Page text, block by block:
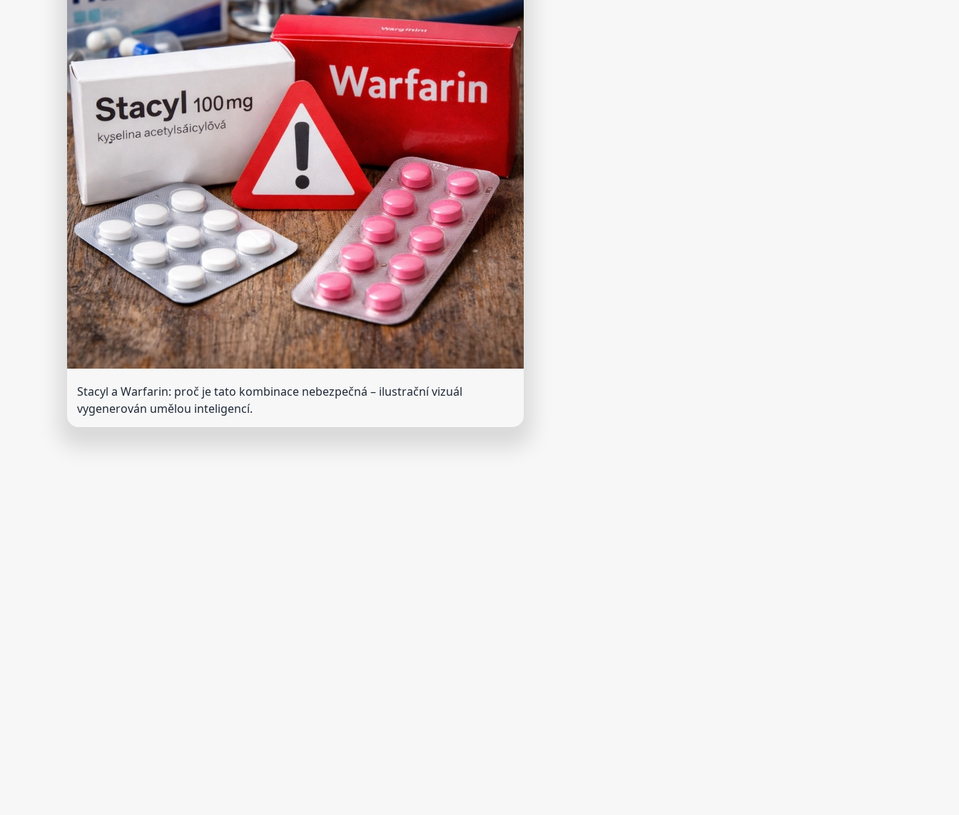
Stacyl a Warfarin: proč je tato kombinace nebezpečná – ilustrační vizuál
vygenerován umělou inteligencí.